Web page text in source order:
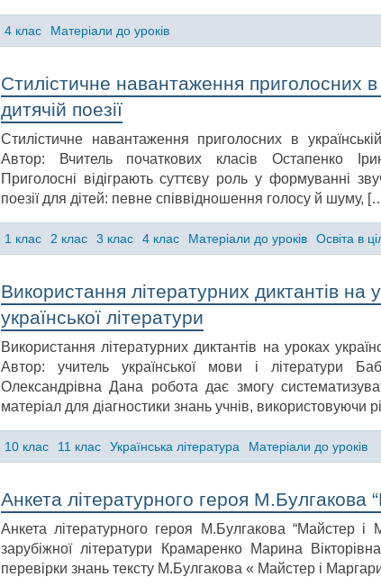
4 клас Матеріали до уроків
Стилістичне навантаження приголосних в
дитячій поезії
Стилістичне навантаження приголосних в
Автор: Вчитель початкових класів Остапенко
Приголосні відіграють суттєву роль у формуванні
поезії для дітей: певне співвідношення голосу й шуму,
1 клас 2 клас 3 клас 4 клас Матеріали до уроків Освіта в
Використання літературних диктантів на
української літератури
Використання літературних диктантів на уроках
Автор: учитель української мови і літератури
Олександрівна Дана робота дає змогу
матеріал для діагностики знань учнів, використовуючи
10 клас 11 клас Українська література Матеріали до уроків
Анкета літературного героя М.Булгакова
Анкета літературного героя М.Булгакова “Майстер і
зарубіжної літератури Крамаренко Марина
перевірки знань тексту М.Булгакова « Майстер і